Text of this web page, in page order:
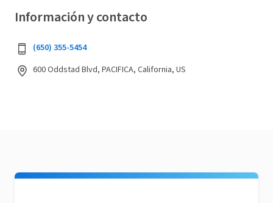
Información y contacto
(650) 355-5454
600 Oddstad Blvd, PACIFICA, California, US